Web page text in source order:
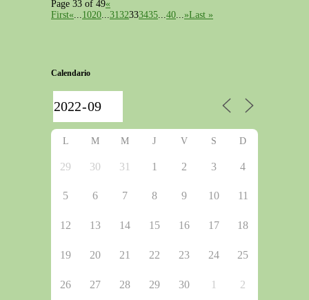
Page 33 of 49«
First«...1020...3132333435...40...»Last »
Calendario
L M M J V S D
29 30 31 1 2 3 4
5 6 7 8 9 10 11
12 13 14 15 16 17 18
19 20 21 22 23 24 25
26 27 28 29 30 1 2